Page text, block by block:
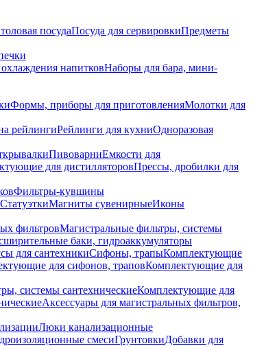
посудаПосуда для сервировкиПредметы
напитковНаборы для бара, мини-
Формы, приборы для приготовленияМолотки для
рейлингиРейлинги для кухниОдноразовая
ПивоварниЕмкости для
для дистилляторовПрессы, дробилки для
Фильтры-кувшины
СтатуэткиМагниты сувенирныеИконы
фильтровМагистральные фильтры, системы
баки, гидроаккумуляторы
для сантехникиСифоны, трапыКомплектующие
для сифонов, траповКомплектующие для
системы сантехническиеКомплектующие для
Аксессуары для магистральных фильтров,
Люки канализационные
смесиГрунтовкиДобавки для